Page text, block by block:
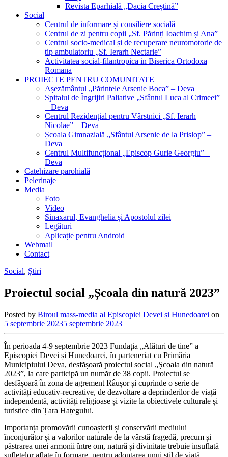
Revista Eparhială „Dacia Creștină”
Social
Centrul de informare și consiliere socială
Centrul de zi pentru copii „Sf. Părinți Ioachim și Ana”
Centrul socio-medical și de recuperare neuromotorie de
tip ambulatoriu „Sf. Ierarh Nectarie”
Activitatea social-filantropica in Biserica Ortodoxa
Romana
PROIECTE PENTRU COMUNITATE
Așezământul „Părintele Arsenie Boca” – Deva
Spitalul de Îngrijiri Paliative „Sfântul Luca al Crimeei”
– Deva
Centrul Rezidențial pentru Vârstnici „Sf. Ierarh
Nicolae” – Deva
Școala Gimnazială „Sfântul Arsenie de la Prislop” –
Deva
Centrul Multifuncțional „Episcop Gurie Georgiu” –
Deva
Catehizare parohială
Pelerinaje
Media
Foto
Video
Sinaxarul, Evanghelia și Apostolul zilei
Legături
Aplicație pentru Android
Webmail
Contact
Social, Știri
Proiectul social „Școala din natură 2023”
Posted by Biroul mass-media al Episcopiei Devei și Hunedoarei on
5 septembrie 20235 septembrie 2023
În perioada 4-9 septembrie 2023 Fundația „Alături de tine” a
Episcopiei Devei și Hunedoarei, în parteneriat cu Primăria
Municipiului Deva, desfășoară proiectul social „Școala din natură
2023”, la care participă un număr de 38 copii. Proiectul se
desfășoară în zona de agrement Râușor și cuprinde o serie de
activități educativ-recreative, de dezvoltare a deprinderilor de viață
independentă, activități religioase și vizite la obiectivele culturale și
turistice din Țara Hațegului.
Importanța promovării cunoașterii și conservării mediului
înconjurător și a valorilor naturale de la vârstă fragedă, precum și
păstrarea unei armonii între om, natură și divinitate trebuie insuflată
sufletelor aflate în formare, pentru adoptarea unui stil de viață